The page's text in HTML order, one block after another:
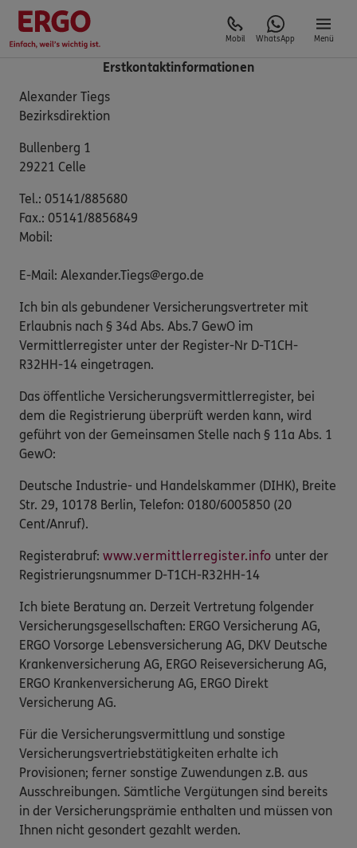
Mobil WhatsApp Menü
Erstkontaktinformationen
Alexander Tiegs
Bezirksdirektion
Bullenberg 1
29221 Celle
Tel.: 05141/885680
Fax.: 05141/8856849
Mobil:
E-Mail: Alexander.Tiegs@ergo.de
Ich bin als gebundener Versicherungsvertreter mit
Erlaubnis nach § 34d Abs. Abs.7 GewO im
Vermittlerregister unter der Register-Nr D-T1CH-
R32HH-14 eingetragen.
Das öffentliche Versicherungsvermittlerregister, bei
dem die Registrierung überprüft werden kann, wird
geführt von der Gemeinsamen Stelle nach § 11a Abs. 1
GewO:
Deutsche Industrie- und Handelskammer (DIHK), Breite
Str. 29, 10178 Berlin, Telefon: 0180/6005850 (20
Cent/Anruf).
Registerabruf: www.vermittlerregister.info unter der
Registrierungsnummer D-T1CH-R32HH-14
Ich biete Beratung an. Derzeit Vertretung folgender
Versicherungsgesellschaften: ERGO Versicherung AG,
ERGO Vorsorge Lebensversicherung AG, DKV Deutsche
Krankenversicherung AG, ERGO Reiseversicherung AG,
ERGO Krankenversicherung AG, ERGO Direkt
Versicherung AG.
Für die Versicherungsvermittlung und sonstige
Versicherungsvertriebstätigkeiten erhalte ich
Provisionen; ferner sonstige Zuwendungen z.B. aus
Ausschreibungen. Sämtliche Vergütungen sind bereits
in der Versicherungsprämie enthalten und müssen von
Ihnen nicht gesondert gezahlt werden.